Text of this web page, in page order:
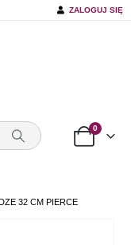
ZALOGUJ SIĘ
0
32 CM PIERCE